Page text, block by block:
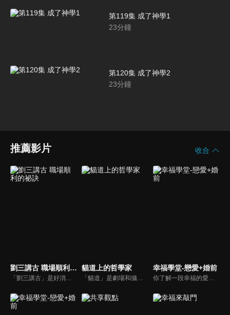
第119集 成了神學1
23分鐘
第120集 成了神學2
23分鐘
推薦影片 收合
劉三講古 職場順利的祕訣 貓道上的哲學家
「貓道」是劇場和攝影棚的象徵，而孩子是天生的哲學家，他們進入攝影棚中的小劇場思考、對話，並且從貓道上看下來，總是會有不同視角，故片名為《貓道上的哲學家》，在GOOD TV播出。
幸福學堂-戀愛+婚前
你了解一段幸福的愛情是如何發展出來的嗎？你對你心中那一個對象，到底是愛還是喜歡？難道喜歡跟愛差距很大嗎？讓我們的大師來消除你心中的疑惑。